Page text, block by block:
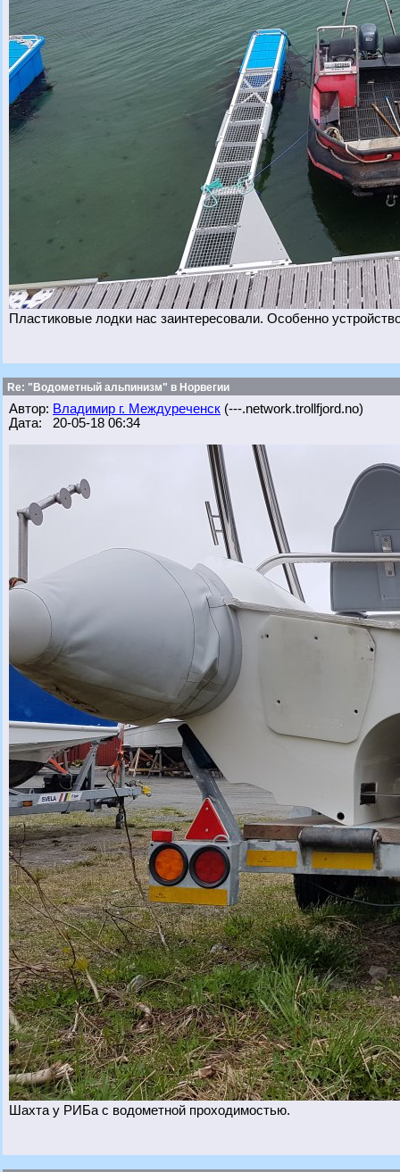
Пластиковые лодки нас заинтересовали. Особенно
Re: "Водометный альпинизм" в Норвегии
Автор: Владимир г. Междуреченск (---.network.trollfjord.no)
Дата: 20-05-18 06:34
Шахта у РИБа с водометной проходимостью.